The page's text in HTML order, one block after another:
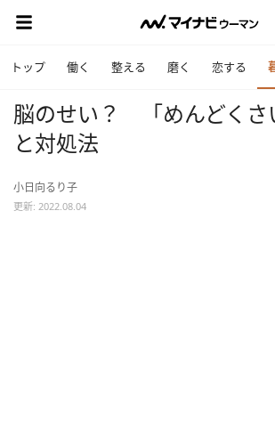
トップ 働く 整える 磨く 恋する
脳のせい？ 「めんどくさ
と対処法
小日向るり子
更新: 2022.08.04